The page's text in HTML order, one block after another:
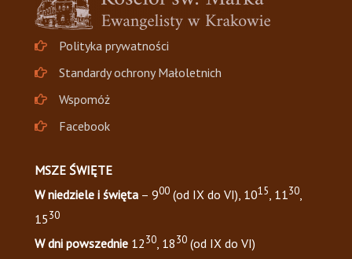
Polityka prywatności
Standardy ochrony Małoletnich
Wspomóż
Facebook
MSZE ŚWIĘTE
W niedziele i święta – 900 (od IX do VI), 1015 , 1130
1530
W dni powszednie 1230, 1830 (od IX do VI)